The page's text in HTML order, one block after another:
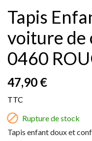
Tapis
voiture de
0460
47,90 €
TTC
 Rupture de stock
Tapis enfant doux et